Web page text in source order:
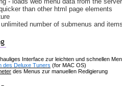
than other html page elements
number of submenus and
Interface zur leichten und schnellen
des Deluxe Tuners (for MAC OS)
des Menus zur manuellen Redigierung